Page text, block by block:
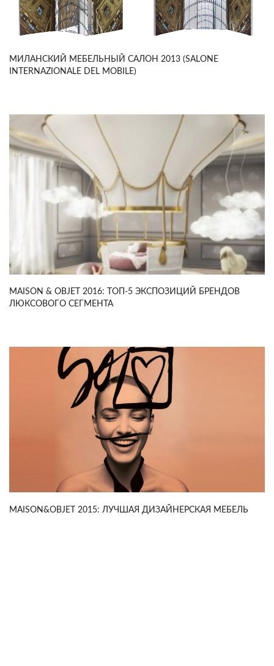
МИЛАНСКИЙ МЕБЕЛЬНЫЙ САЛОН 2013 (SALONE
INTERNAZIONALE DEL MOBILE)
MAISON & OBJET 2016: ТОП-5 ЭКСПОЗИЦИЙ БРЕНДОВ
ЛЮКСОВОГО СЕГМЕНТА
MAISON&OBJET 2015: ЛУЧШАЯ ДИЗАЙНЕРСКАЯ МЕБЕЛЬ